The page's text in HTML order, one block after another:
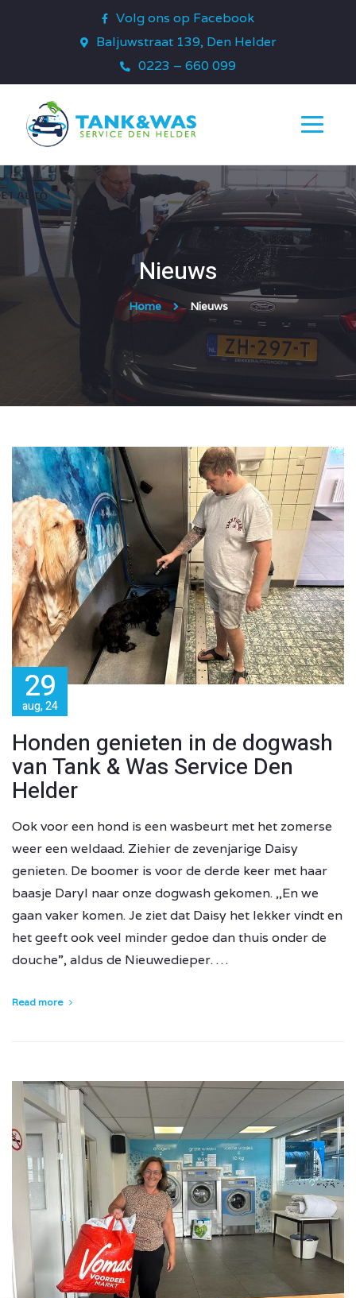
Volg ons op Facebook
Baljuwstraat 139, Den Helder
0223 – 660 099
Nieuws
Home Nieuws
29
aug, 24
Honden genieten in de dogwash
van Tank & Was Service Den
Helder
Ook voor een hond is een wasbeurt met het zomerse
weer een weldaad. Ziehier de zevenjarige Daisy
genieten. De boomer is voor de derde keer met haar
baasje Daryl naar onze dogwash gekomen. ,,En we
gaan vaker komen. Je ziet dat Daisy het lekker vindt en
het geeft ook veel minder gedoe dan thuis onder de
douche”, aldus de Nieuwedieper. …
Read more